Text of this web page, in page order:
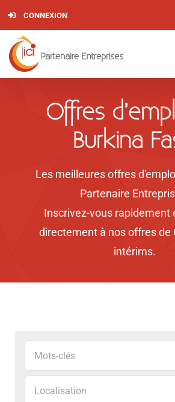
content
CONNEXION
Offres
Burkina
Les meilleures offres
Partenaire
Inscrivez-vous rapidement
directement à nos offres de
intérims.